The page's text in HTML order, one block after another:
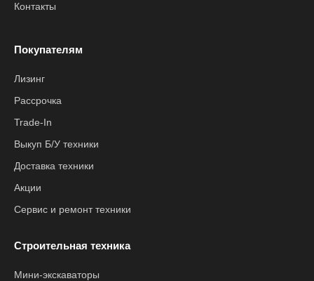
Контакты
Покупателям
Лизинг
Рассрочка
Trade-In
Выкуп Б/У техники
Доставка техники
Акции
Сервис и ремонт техники
Строительная техника
Мини-экскаваторы